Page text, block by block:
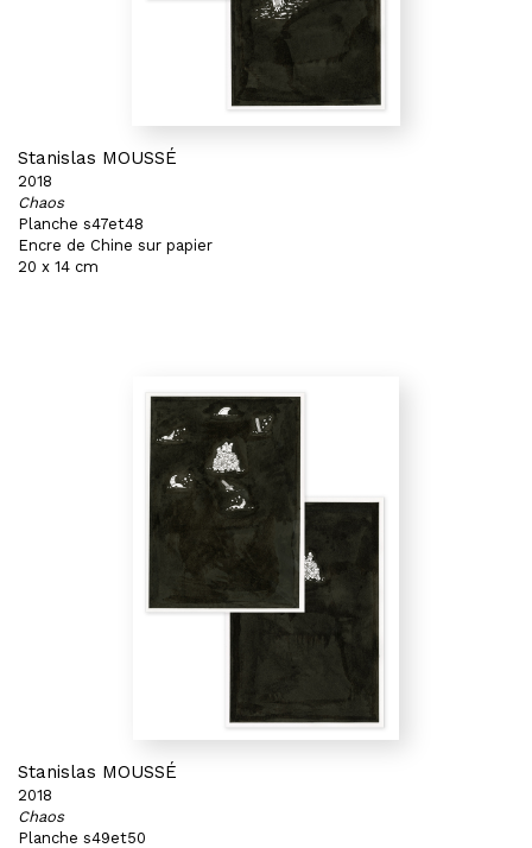
Stanislas MOUSSÉ
2018
Chaos
Planche s47et48
Encre de Chine sur papier
20 x 14 cm
Stanislas MOUSSÉ
2018
Chaos
Planche s49et50